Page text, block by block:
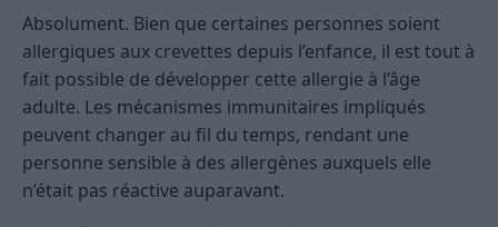
Absolument. Bien que certaines personnes soient
allergiques aux crevettes depuis l’enfance, il est tout à
fait possible de développer cette allergie à l’âge
adulte. Les mécanismes immunitaires impliqués
peuvent changer au fil du temps, rendant une
personne sensible à des allergènes auxquels elle
n’était pas réactive auparavant.